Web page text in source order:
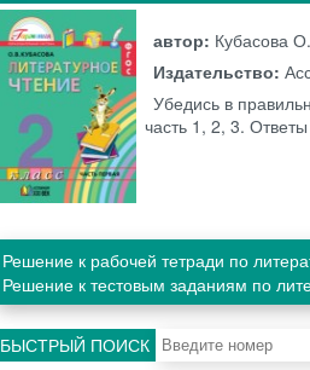
автор: Кубасова
Издательство:
Убедись в
часть 1, 2, 3.
Решение к рабочей тетради по
Решение к тестовым заданиям по
БЫСТРЫЙ ПОИСК